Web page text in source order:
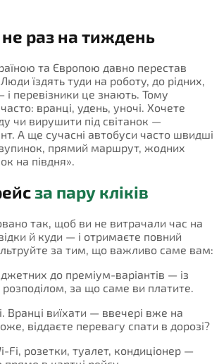
не раз на тиждень
та Європою давно перестав
їздять туди на роботу, до рідних,
перевізники це знають. Тому
вранці, удень, уночі. Хочете
чи вирушити під світанок —
А ще сучасні автобуси часто швидші
прямий маршрут, жодних
на півдня».
за пару кліків
так, щоб ви не витрачали час на
й куди — і отримаєте повний
за тим, що важливо саме вам:
до преміум-варіантів — із
за що саме ви платите.
Вранці виїхати — ввечері вже на
віддаєте перевагу спати в дорозі?
Fi, розетки, туалет, кондиціонер —